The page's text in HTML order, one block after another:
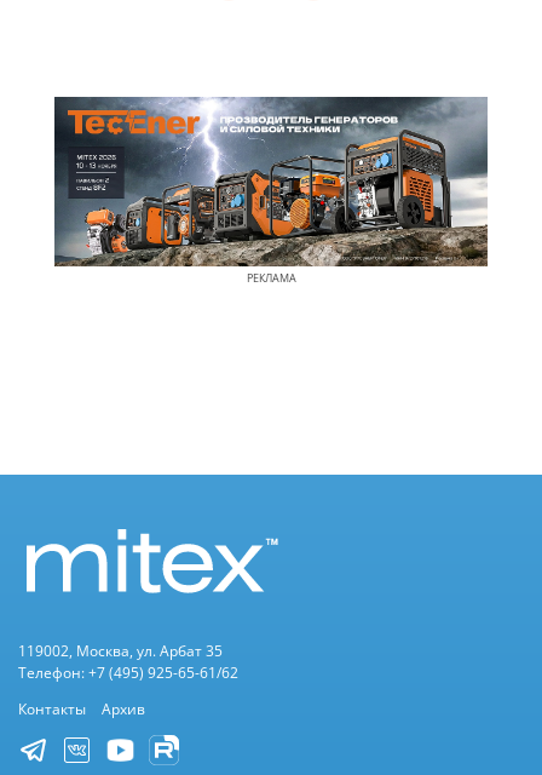
РЕКЛАМА
119002, Москва, ул. Арбат 35
Телефон: +7 (495) 925-65-61/62
Контакты
Архив